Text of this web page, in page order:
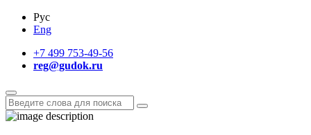
Рус
Eng
+7 499 753-49-56
reg@gudok.ru